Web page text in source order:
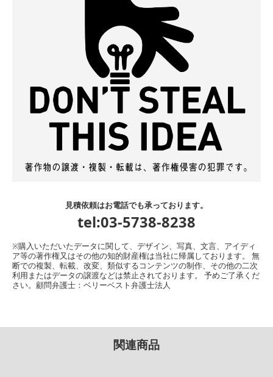
見積依頼はお電話でも承っております。
tel:03-5738-8238
※購入いただいたデータに関して、デザイン、写真、文言、アイディ
ア等の著作権又はその他の知的財産権は当社に帰属しております。 無
断での複製、転載、改変、類似するコンテンツの制作、その他の二次
利用またはデータの譲渡などは禁止されております。 予めご了承くだ
さい。顧問弁護士：ベリーベスト弁護士法人
関連商品